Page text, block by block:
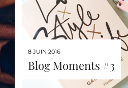
8 JUIN 2016
Blog Moments #3